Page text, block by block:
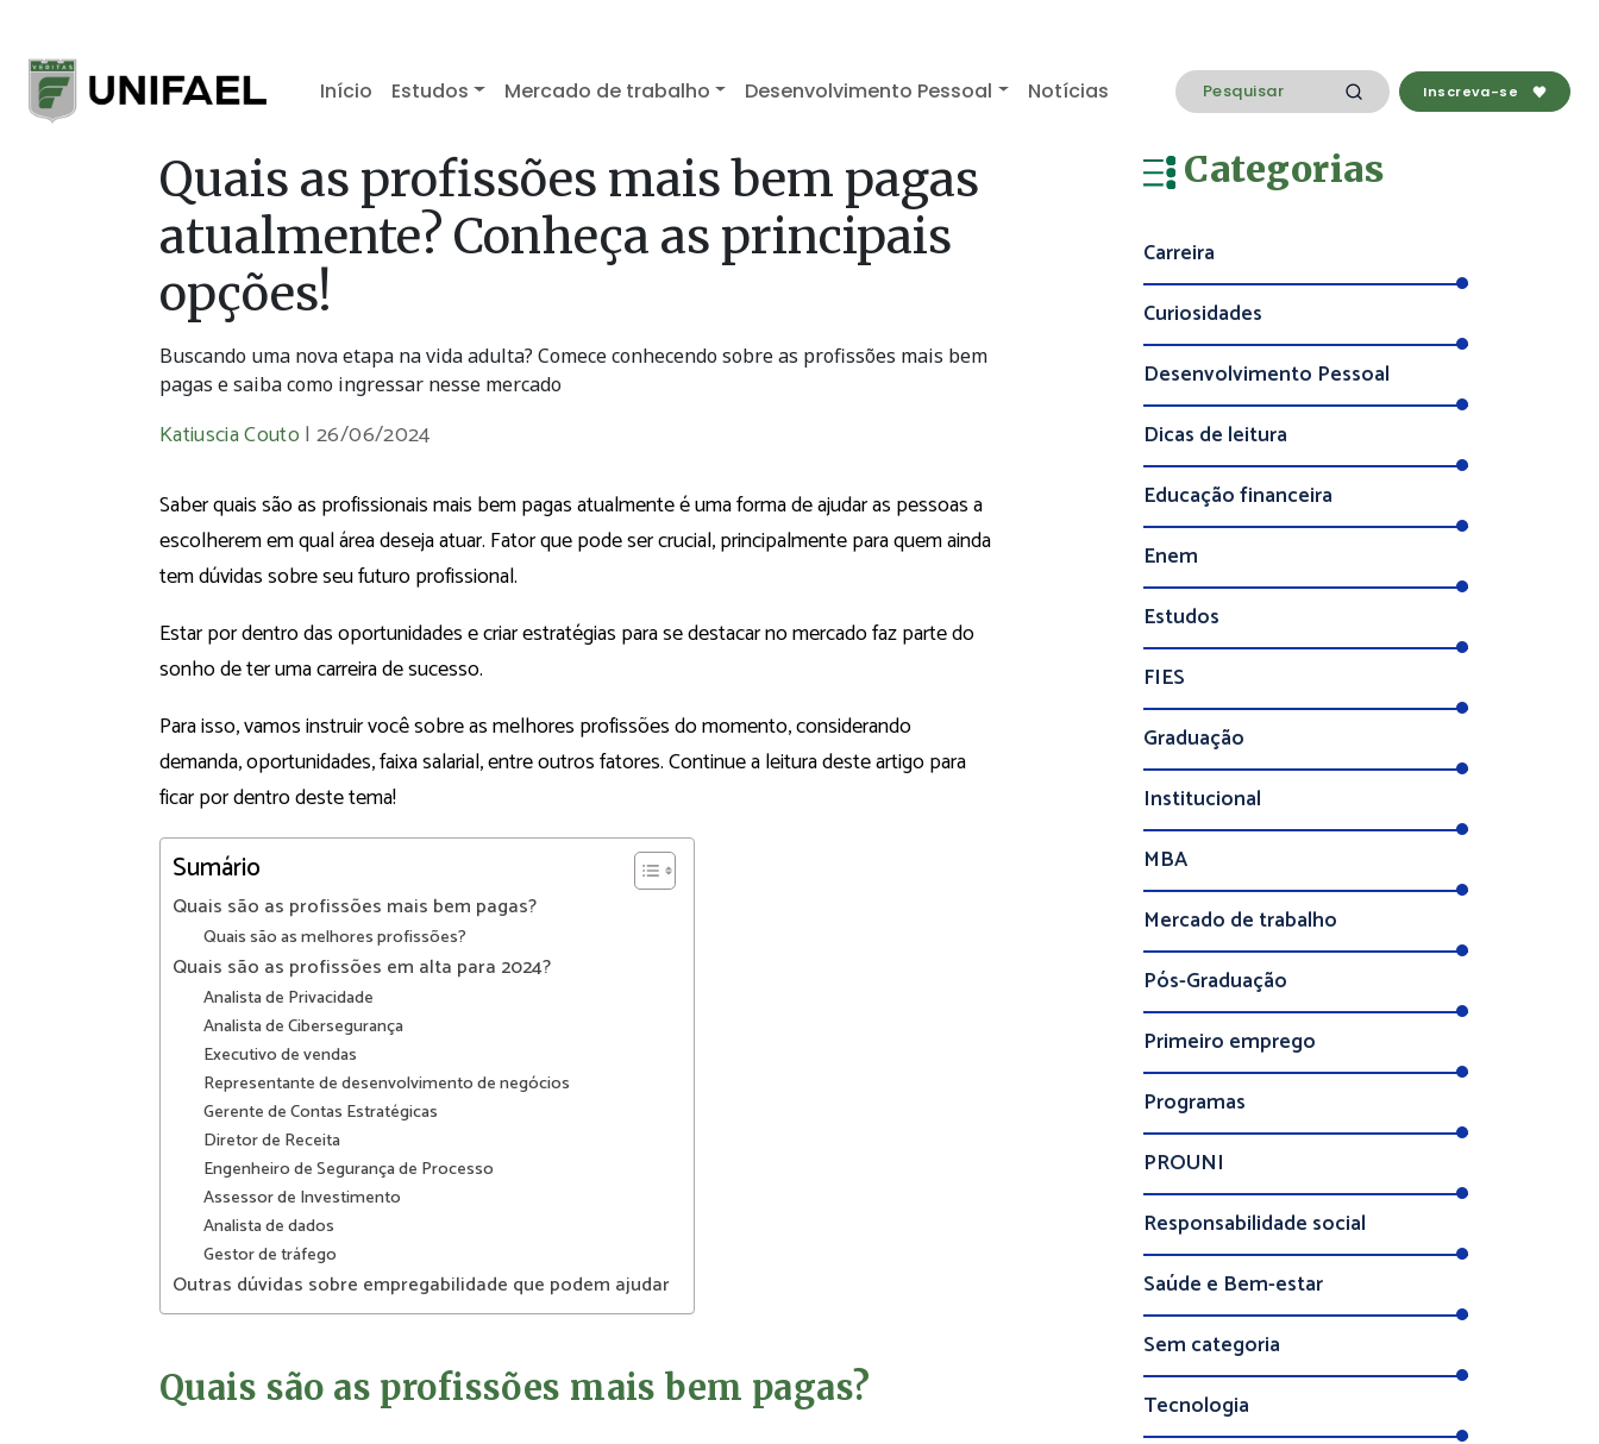
Início Estudos Mercado de trabalho Desenvolvimento Pessoal Notícias Inscreva-se
Quais as profissões mais bem pagas
atualmente? Conheça as principais
opções!
Buscando uma nova etapa na vida adulta? Comece conhecendo sobre as profissões mais bem
pagas e saiba como ingressar nesse mercado
Katiuscia Couto |26/06/2024
Saber quais são as profissionais mais bem pagas atualmente é uma forma de ajudar as pessoas a
escolherem em qual área deseja atuar. Fator que pode ser crucial, principalmente para quem ainda
tem dúvidas sobre seu futuro profissional.
Estar por dentro das oportunidades e criar estratégias para se destacar no mercado faz parte do
sonho de ter uma carreira de sucesso.
Para isso, vamos instruir você sobre as melhores profissões do momento, considerando
demanda, oportunidades, faixa salarial, entre outros fatores. Continue a leitura deste artigo para
ficar por dentro deste tema!
Sumário
Quais são as profissões mais bem pagas?
Quais são as melhores profissões?
Quais são as profissões em alta para 2024?
Analista de Privacidade
Analista de Cibersegurança
Executivo de vendas
Representante de desenvolvimento de negócios
Gerente de Contas Estratégicas
Diretor de Receita
Engenheiro de Segurança de Processo
Assessor de Investimento
Analista de dados
Gestor de tráfego
Outras dúvidas sobre empregabilidade que podem ajudar
Quais são as profissões mais bem pagas?
Categorias
Carreira
Curiosidades
Desenvolvimento Pessoal
Dicas de leitura
Educação financeira
Enem
Estudos
FIES
Graduação
Institucional
MBA
Mercado de trabalho
Pós-Graduação
Primeiro emprego
Programas
PROUNI
Responsabilidade social
Saúde e Bem-estar
Sem categoria
Tecnologia